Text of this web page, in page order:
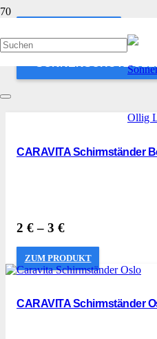
SONNENSCHUTZ
CARAVITA Schirmständer
2 €– 3 €
ZUM PRODUKT
CARAVITA Schirmständer